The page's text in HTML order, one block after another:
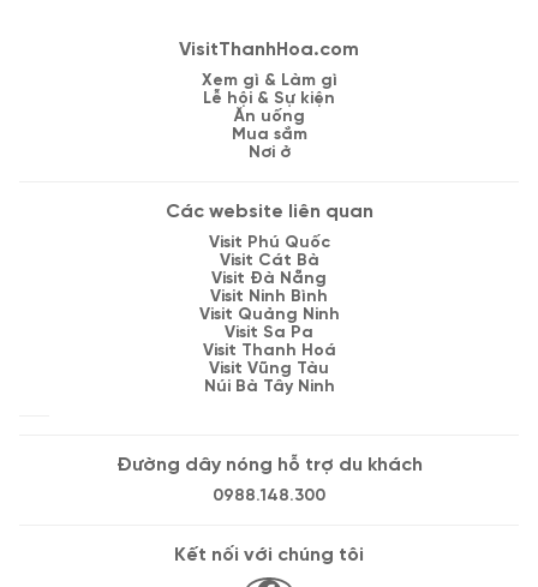
VisitThanhHoa.com
Xem gì & Làm gì
Lễ hội & Sự kiện
Ăn uống
Mua sắm
Nơi ở
Các website liên quan
Visit Phú Quốc
Visit Cát Bà
Visit Đà Nẵng
Visit Ninh Bình
Visit Quảng Ninh
Visit Sa Pa
Visit Thanh Hoá
Visit Vũng Tàu
Núi Bà Tây Ninh
Đường dây nóng hỗ trợ du khách
0988.148.300
Kết nối với chúng tôi